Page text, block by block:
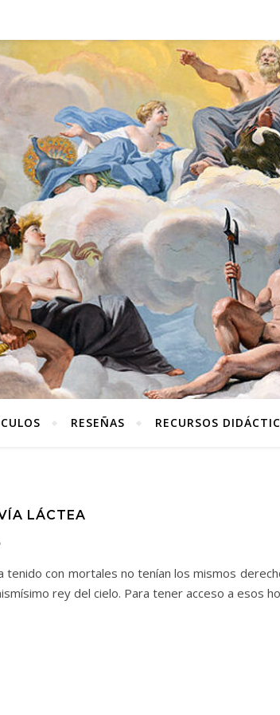
RESEÑAS RECURSOS
LÁCTEA
tenido con mortales no tenían los mismos
rey del cielo. Para tener acceso a esos